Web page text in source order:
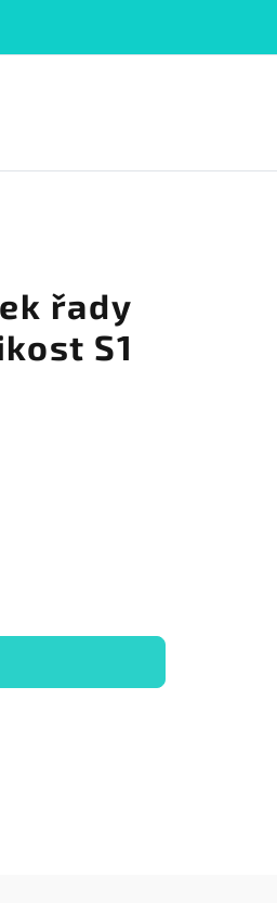
řady
S1